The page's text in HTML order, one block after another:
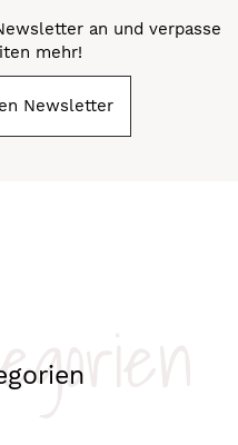
an und verpasse
mehr!
Newsletter